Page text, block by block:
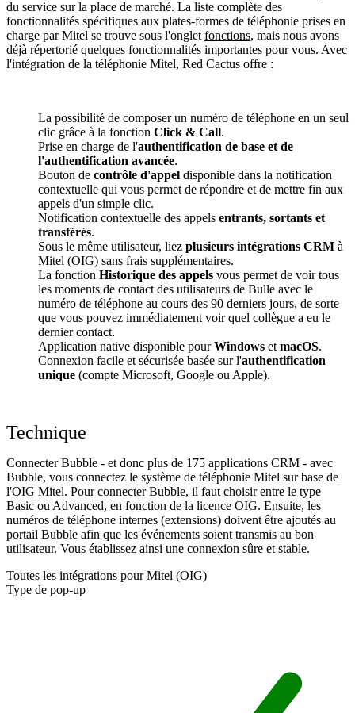
du service sur la place de marché. La liste complète des
fonctionnalités spécifiques aux plates-formes de téléphonie prises en
charge par Mitel se trouve sous l'onglet fonctions, mais nous avons
déjà répertorié quelques fonctionnalités importantes pour vous. Avec
l'intégration de la téléphonie Mitel, Red Cactus offre :
La possibilité de composer un numéro de téléphone en un seul
clic grâce à la fonction Click & Call.
Prise en charge de l'authentification de base et de
l'authentification avancée.
Bouton de contrôle d'appel disponible dans la notification
contextuelle qui vous permet de répondre et de mettre fin aux
appels d'un simple clic.
Notification contextuelle des appels entrants, sortants et
transférés.
Sous le même utilisateur, liez plusieurs intégrations CRM à
Mitel (OIG) sans frais supplémentaires.
La fonction Historique des appels vous permet de voir tous
les moments de contact des utilisateurs de Bulle avec le
numéro de téléphone au cours des 90 derniers jours, de sorte
que vous pouvez immédiatement voir quel collègue a eu le
dernier contact.
Application native disponible pourWindows et macOS.
Connexion facile et sécurisée basée sur l'authentification
unique (compte Microsoft, Google ou Apple).
Technique
Connecter Bubble - et donc plus de 175 applications CRM - avec
Bubble, vous connectez le système de téléphonie Mitel sur base de
l'OIG Mitel. Pour connecter Bubble, il faut choisir entre le type
Basic ou Advanced, en fonction de la licence OIG. Ensuite, les
numéros de téléphone internes (extensions) doivent être ajoutés au
portail Bubble afin que les événements soient transmis au bon
utilisateur. Vous établissez ainsi une connexion sûre et stable.
Toutes les intégrations pour Mitel (OIG)
Type de pop-up